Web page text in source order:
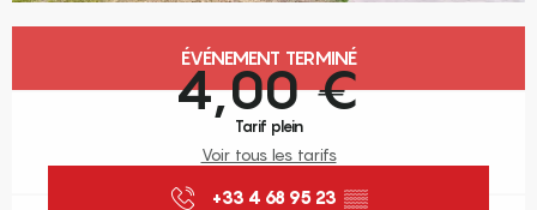
Ouverture et coordonnées
ÉVÉNEMENT TERMINÉ
4,00 €
Tarif plein
Voir tous les tarifs
+33 4 68 95 23 ▒▒